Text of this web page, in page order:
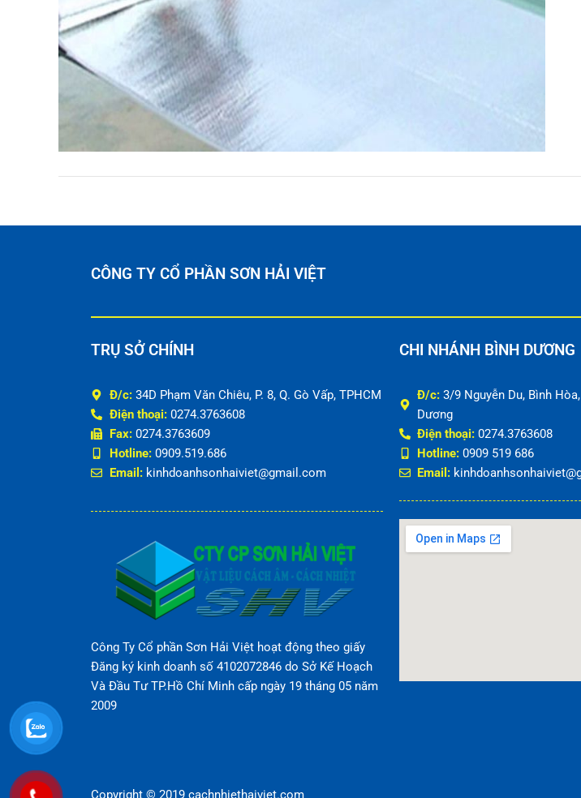
CÔNG TY CỔ PHẦN SƠN HẢI VIỆT
TRỤ SỞ CHÍNH
Đ/c:34D Phạm Văn Chiêu, P. 8, Q. Gò Vấp, TPHCM
Điện thoại:0274.3763608
Fax:0274.3763609
Hotline:0909.519.686
Email:kinhdoanhsonhaiviet@gmail.com
Công Ty Cổ phần Sơn Hải Việt hoạt động theo giấy
Đăng ký kinh doanh số 4102072846 do Sở Kế Hoạch
Và Đầu Tư TP.Hồ Chí Minh cấp ngày 19 tháng 05 năm
2009
CHI NHÁNH BÌNH DƯƠNG
Đ/c: 3/9 Nguyễn Du, Bình
Dương
Điện thoại: 0274.3763608
Hotline: 0909 519 686
Email:
Copyright © 2019 cachnhiethaiviet.com